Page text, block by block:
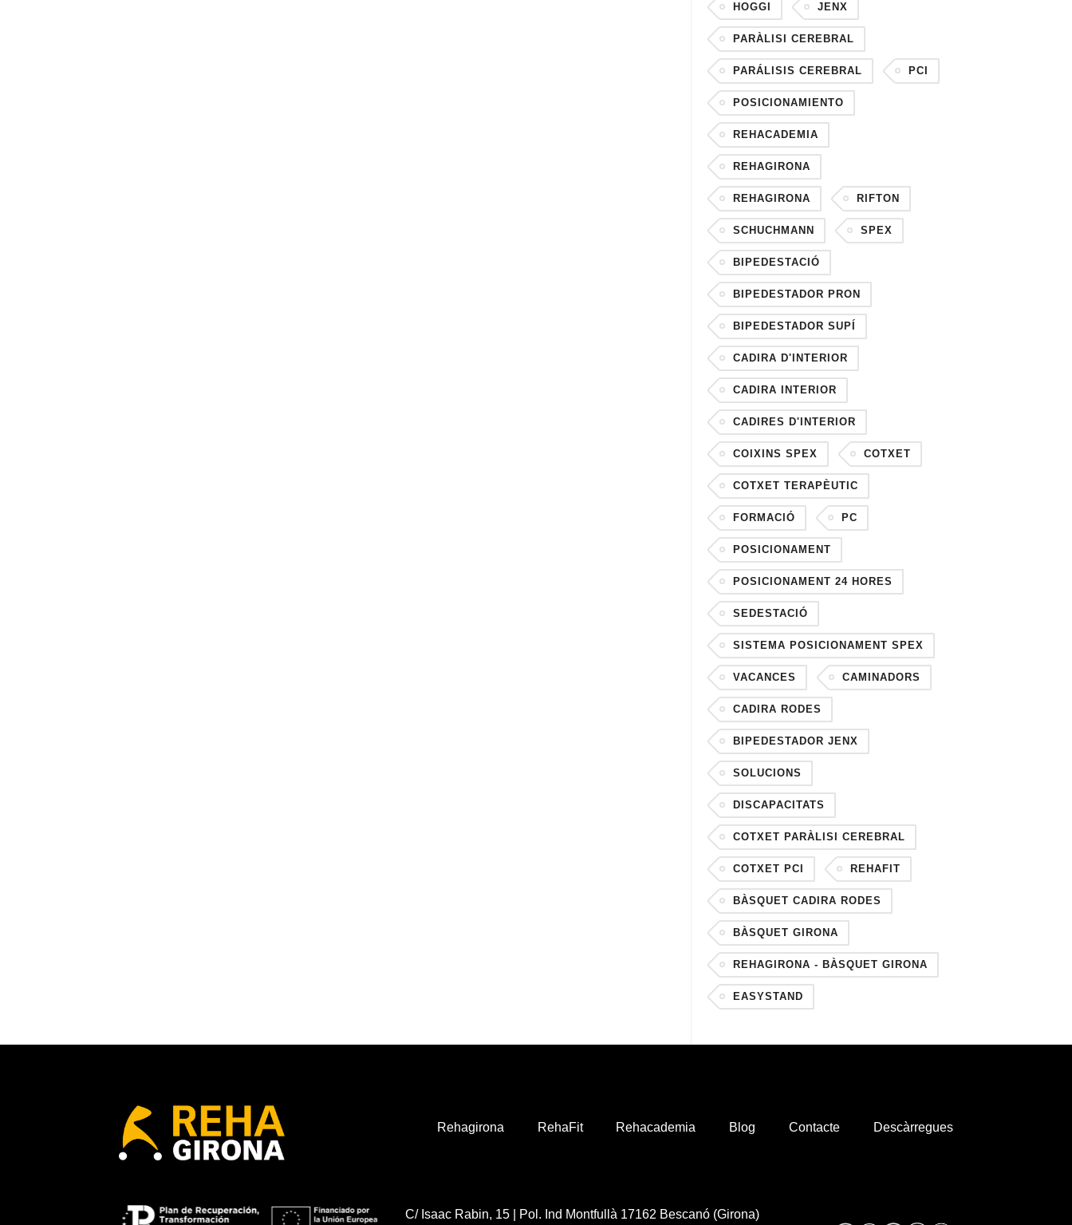
HOGGI JENX
PARÀLISI CEREBRAL
PARÁLISIS CEREBRAL PCI
POSICIONAMIENTO
REHACADEMIA
REHAGIRONA
REHAGIRONA RIFTON
SCHUCHMANN SPEX
BIPEDESTACIÓ
BIPEDESTADOR PRON
BIPEDESTADOR SUPÍ
CADIRA D'INTERIOR
CADIRA INTERIOR
CADIRES D'INTERIOR
COIXINS SPEX COTXET
COTXET TERAPÈUTIC
FORMACIÓ PC
POSICIONAMENT
POSICIONAMENT 24 HORES
SEDESTACIÓ
SISTEMA POSICIONAMENT SPEX
VACANCES CAMINADORS
CADIRA RODES
BIPEDESTADOR JENX
SOLUCIONS
DISCAPACITATS
COTXET PARÀLISI CEREBRAL
COTXET PCI REHAFIT
BÀSQUET CADIRA RODES
BÀSQUET GIRONA
REHAGIRONA - BÀSQUET GIRONA
EASYSTAND
Rehagirona RehaFit Rehacademia Blog Contacte Descàrregues
C/ Isaac Rabin, 15 | Pol. Ind Montfullà 17162 Bescanó (Girona)